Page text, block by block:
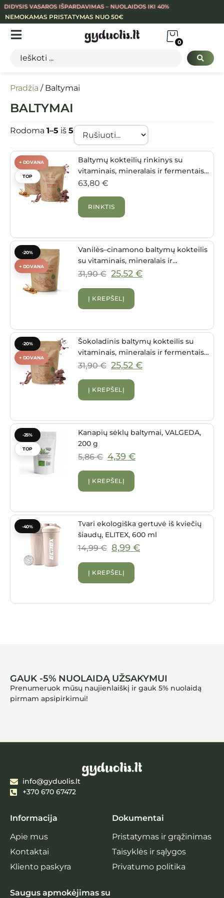
DIDYSIS VASAROS IŠPARDAVIMAS – NUOLAIDOS IKI 40%
NEMOKAMAS PRISTATYMAS NUO 50€
0
Pradžia / Baltymai
BALTYMAI
Rodoma 1–5 iš 5
+ DOVANA
TOP
Baltymų kokteilių rinkinys su
vitaminais, mineralais ir fermentais
(2 x 500 g)
63,80 €
RINKTIS
-20%
+ DOVANA
Vanilės–cinamono baltymų kokteilis
su vitaminais, mineralais ir
fermentais (500 g)
31,90€ 25,52 €
Į KREPŠELĮ
-20%
+ DOVANA
Šokoladinis baltymų kokteilis su
vitaminais, mineralais ir fermentais
(500 g)
31,90€ 25,52 €
Į KREPŠELĮ
-25%
TOP
Kanapių sėklų baltymai, VALGEDA,
200 g
5,86€ 4,39 €
Į KREPŠELĮ
-40%
Tvari ekologiška gertuvė iš kviečių
šiaudų, ELITEX, 600 ml
14,99€ 8,99 €
Į KREPŠELĮ
GAUK -5% NUOLAIDĄ UŽSAKYMUI
Prenumeruok mūsų naujienlaiškį ir gauk 5% nuolaidą
pirmam apsipirkimui!
info@gyduolis.lt
+370 670 67472
Informacija
Apie mus
Kontaktai
Kliento paskyra
Dokumentai
Pristatymas ir grąžinimas
Taisyklės ir sąlygos
Privatumo politika
Saugus apmokėjimas su